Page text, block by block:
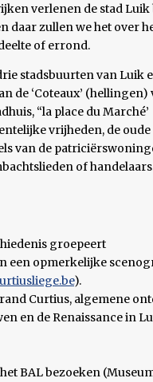
verlenen de stad
daar zullen we het over
of errond.
stadsbuurten van Luik
de ‘Coteaux’ (hellingen)
“la place du Marché’
vrijheden, de oude
van de
of
groepeert
een opmerkelijke
).
Curtius, algemene
en de Renaissance in
BAL bezoeken